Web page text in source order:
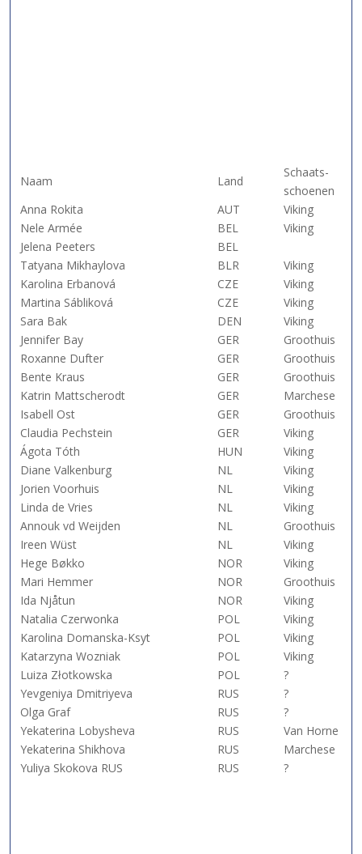
Naam Land
Schaats-
schoenen
Anna Rokita
AUT
Viking
Nele Armée
BEL
Viking
Jelena Peeters
BEL
Tatyana Mikhaylova
BLR
Viking
Karolina Erbanová
CZE
Viking
Martina Sábliková
CZE
Viking
Sara Bak
DEN
Viking
Jennifer Bay
GER
Groothuis
Roxanne Dufter
GER
Groothuis
Bente Kraus
GER
Groothuis
Katrin Mattscherodt
GER
Marchese
Isabell Ost
GER
Groothuis
Claudia Pechstein
GER
Viking
Ágota Tóth
HUN
Viking
Diane Valkenburg
NL
Viking
Jorien Voorhuis
NL
Viking
Linda de Vries
NL
Viking
Annouk vd Weijden
NL
Groothuis
Ireen Wüst
NL
Viking
Hege Bøkko
NOR
Viking
Mari Hemmer
NOR
Groothuis
Ida Njåtun
NOR
Viking
Natalia Czerwonka
POL
Viking
Karolina Domanska-Ksyt
POL
Viking
Katarzyna Wozniak
POL
Viking
Luiza Złotkowska
POL
?
Yevgeniya Dmitriyeva
RUS
?
Olga Graf
RUS
?
Yekaterina Lobysheva
RUS
Van Horne
Yekaterina Shikhova
RUS
Marchese
Yuliya Skokova RUS
RUS ?